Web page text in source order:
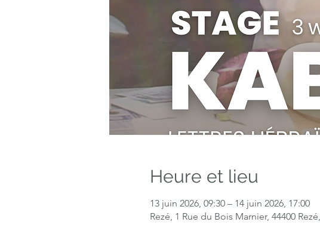
Heure et lieu
13 juin 2026, 09:30 – 14 juin 2026, 17:00
Rezé, 1 Rue du Bois Marnier, 44400